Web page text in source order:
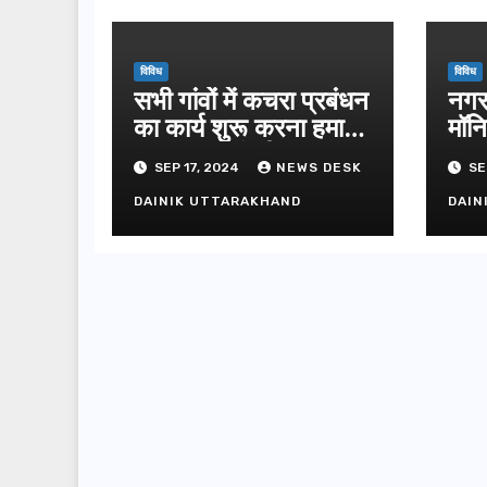
विविध
सभी गांवों में कचरा प्रबंधन
का कार्य शुरू करना हमारा
लक्ष्यः मुख्यमंत्री
SEP 17, 2024 NEWS DESK
DAINIK UTTARAKHAND
विविध